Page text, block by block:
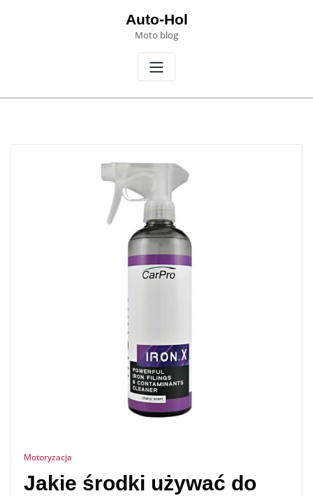
Auto-Hol
Moto blog
Motoryzacja
Jakie środki używać do